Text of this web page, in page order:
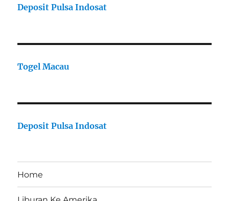
Deposit Pulsa Indosat
Togel Macau
Deposit Pulsa Indosat
Home